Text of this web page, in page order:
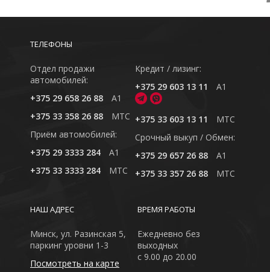
ТЕЛЕФОНЫ
Отдел продажи
автомобилей:
+375 29 658 26 88
A1
+375 33 358 26 88
MTC
Приём автомобилей:
+375 29 3333 284
A1
+375 33 3333 284
MTC
Кредит / лизинг:
+375 29 603 13 11
A1
+375 33 603 13 11
MTC
Cрочный выкуп / Обмен:
+375 29 657 26 88
A1
+375 33 357 26 88
MTC
ВРЕМЯ РАБОТЫ
Ежедневно без
выходных
с 9.00 до 20.00
НАШ АДРЕС
Минск, ул. Разинская 5,
паркинг уровни 1-3
Посмотреть на карте